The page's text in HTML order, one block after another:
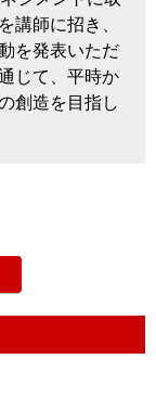
講師に招き、
を発表いただ
じて、平時か
創造を目指し